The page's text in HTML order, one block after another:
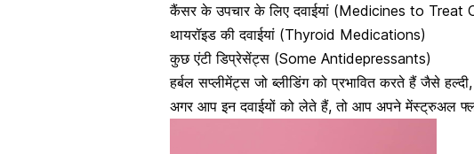
कैंसर के उपचार के लिए दवाईयां (Medicines to Treat
थायरॉइड की दवाईयां (Thyroid Medications)
कुछ एंटी डिप्रेसेंट्स (Some Antidepressants)
हर्बल सप्लीमेंट्स जो ब्लीडिंग को प्रभावित करते हैं जैसे
अगर आप इन दवाईयों को लेते हैं, तो आप अपने मेंस्ट्रुअल